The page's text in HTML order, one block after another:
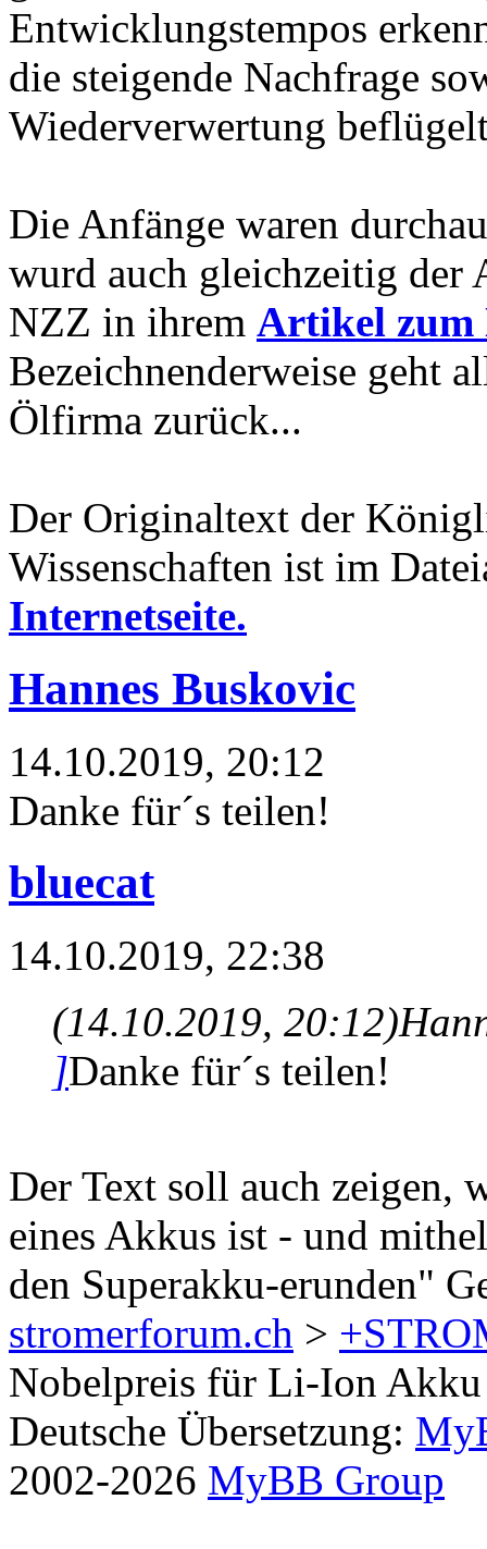
Entwicklungstempos
die steigende Nachfrage
Wiederverwertung
Die Anfänge waren
wurd auch gleichzeitig
NZZ in ihrem Artikel zum
Bezeichnenderweise geht
Ölfirma zurück...
Der Originaltext der
Wissenschaften ist im
Internetseite.
Hannes Buskovic
14.10.2019, 20:12
Danke für´s teilen!
bluecat
14.10.2019, 22:38
(14.10.2019, 20:12)
]Danke für´s teilen!
Der Text soll auch zeigen,
eines Akkus ist - und
den Superakku-erunden"
stromerforum.ch >
Nobelpreis für Li-Ion
Deutsche Übersetzung:
2002-2026 MyBB Group